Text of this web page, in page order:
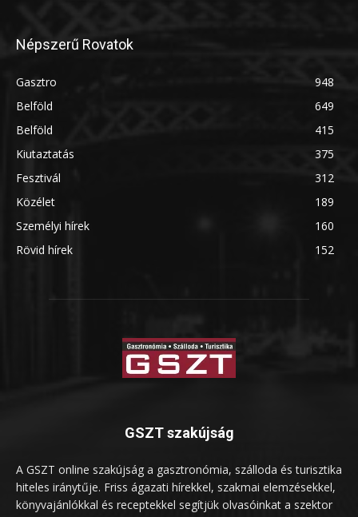
Népszerű Rovatok
Gasztro
948
Belföld
649
Belföld
415
Kiutaztatás
375
Fesztivál
312
Közélet
189
Személyi hírek
160
Rövid hírek
152
GSZT szakújság
A GSZT online szakújság a gasztronómia, szálloda és turisztika
hiteles iránytűje. Friss ágazati hírekkel, szakmai elemzésekkel,
könyvajánlókkal és receptekkel segítjük olvasóinkat a szektor